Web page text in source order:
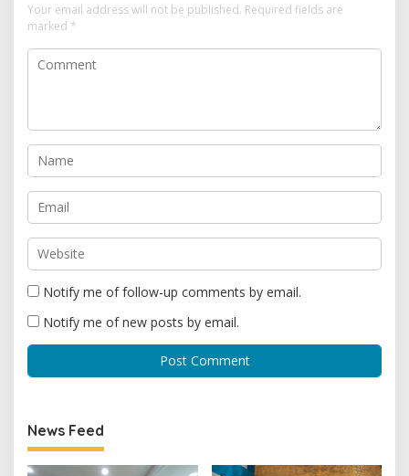
Your email address will not be published. Required fields are
marked *
Notify me of follow-up comments by email.
Notify me of new posts by email.
News Feed